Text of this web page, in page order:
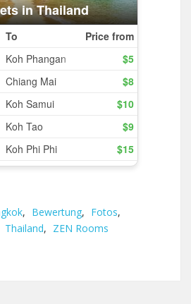
, Bewertung, Fotos,
Thailand, ZEN Rooms